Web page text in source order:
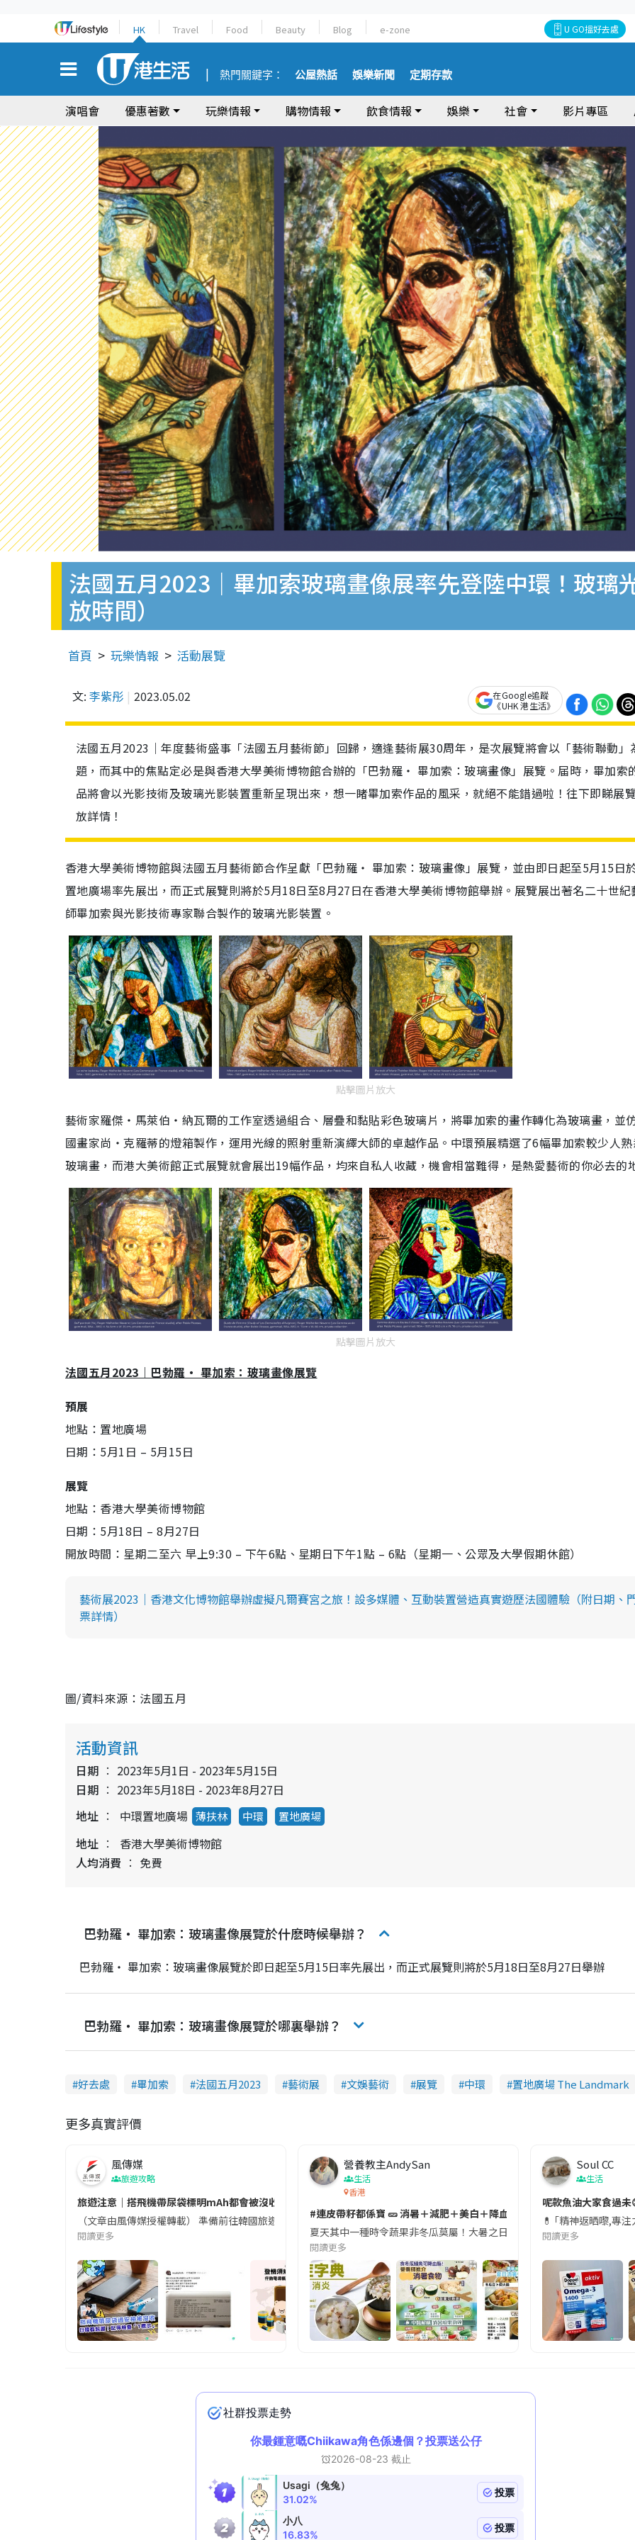
HK Travel Food Beauty Blog e-zone U GO搵好去處
熱門關鍵字： 公屋熱話 娛樂新聞 定期存款
演唱會 優惠著數 玩樂情報 購物情報 飲食情報 娛樂 社會 影片專區
法國五月2023｜畢加索玻璃畫像展率先登陸中環！玻璃
放時間）
首頁 玩樂情報 活動展覽
文: 李紫彤 2023.05.02
在Google追蹤
《UHK 港生活》
法國五月2023｜年度藝術盛事「法國五月藝術節」回歸，適逢藝術展30周年，是次展覽將會以「藝術聯動」
題，而其中的焦點定必是與香港大學美術博物館合辦的「巴勃羅・ 畢加索：玻璃畫像」展覽。届時，畢加索
品將會以光影技術及玻璃光影裝置重新呈現出來，想一睹畢加索作品的風采，就絕不能錯過啦！往下即睇展
放詳情！
香港大學美術博物館與法國五月藝術節合作呈獻「巴勃羅・ 畢加索：玻璃畫像」展覽，並由即日起至5月15日
置地廣場率先展出，而正式展覽則將於5月18日至8月27日在香港大學美術博物館舉辦。展覽展出著名二十世紀
師畢加索與光影技術專家聯合製作的玻璃光影裝置。
點擊圖片放大
藝術家羅傑・馬萊伯・納瓦爾的工作室透過組合、層疊和黏貼彩色玻璃片，將畢加索的畫作轉化為玻璃畫，並
國畫家尚・克羅蒂的燈箱製作，運用光線的照射重新演繹大師的卓越作品。中環預展精選了6幅畢加索較少人
玻璃畫，而港大美術館正式展覽就會展出19幅作品，均來自私人收藏，機會相當難得，是熱愛藝術的你必去的
點擊圖片放大
法國五月2023｜巴勃羅・ 畢加索：玻璃畫像展覽
預展
地點：置地廣場
日期：5月1日 – 5月15日
展覽
地點：香港大學美術博物館
日期：5月18日 – 8月27日
開放時間：星期二至六 早上9:30 – 下午6點、星期日下午1點 – 6點（星期一、公眾及大學假期休館）
藝術展2023｜香港文化博物館舉辦虛擬凡爾賽宮之旅！設多媒體、互動裝置營造真實遊歷法國體驗（附日期、
票詳情）
圖/資料來源：法國五月
活動資訊
日期
2023年5月1日 - 2023年5月15日
日期
2023年5月18日 - 2023年8月27日
地址
中環置地廣場 薄扶林 中環 置地廣場
地址
香港大學美術博物館
人均消費
免費
巴勃羅・ 畢加索：玻璃畫像展覽於什麽時候舉辦？
巴勃羅・ 畢加索：玻璃畫像展覽於即日起至5月15日率先展出，而正式展覽則將於5月18日至8月27日舉辦
巴勃羅・ 畢加索：玻璃畫像展覽於哪裏舉辦？
好去處 畢加索 法國五月2023 藝術展 文娛藝術 展覽 中環 置地廣場 The Landmark
更多真實評價
風傳媒
旅遊攻略
旅遊注意｜搭飛機帶尿袋標明mAh都會被沒收😱出發前切記檢查「1標示」🚨
（文章由風傳媒授權轉載） 準備前往韓國旅遊的民眾，近期要特別留意隨身行李中的行動電源。一名旅客日前在機場安檢
閱讀更多
營養教主AndySan
生活
香港
#連皮帶籽都係寶 🥒 消暑＋減肥＋美白＋降血脂
夏天其中一種時令蔬果非冬瓜莫屬！大暑之日，點都要飲碗冬瓜湯消暑
閱讀更多
Soul CC
生活
呢款魚油大家食過未
💊 ｢精神返晒嚟,專
閱讀更多